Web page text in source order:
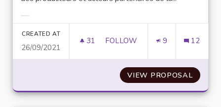
CREATED AT
26/09/2021
31 31 FOLLOWERS
FOLLOW 9 12
VIEW PROPOSALDES